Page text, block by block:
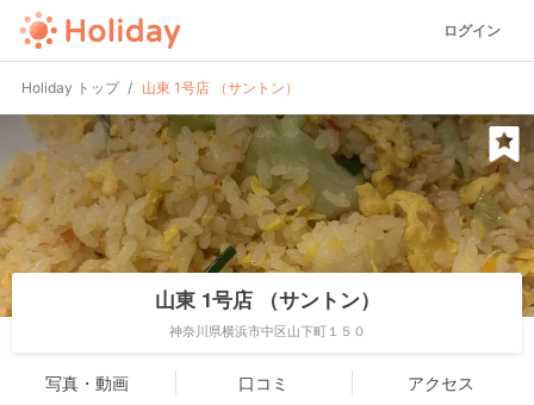
ログイン
Holiday トップ 山東 1号店 （サントン）
山東 1号店 （サントン）
神奈川県横浜市中区山下町１５０
写真・動画 口コミ アクセス